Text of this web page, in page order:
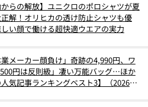
からの解放】ユニクロのポロシャツが夏
解！オリヒカの透け防止シャツも優
い顔で働ける超快適ウエアの実力
メーカー顔負け」奇跡の4,990円、ワ
円は反則級」凄い万能バッグ…ほか
人気記事ランキングベスト3】（2026年